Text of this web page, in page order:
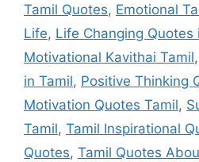
Tamil Quotes, Emotional
Life, Life Changing Quotes
Motivational Kavithai Tamil,
in Tamil, Positive Thinking
Motivation Quotes Tamil,
Tamil, Tamil Inspirational
Quotes, Tamil Quotes